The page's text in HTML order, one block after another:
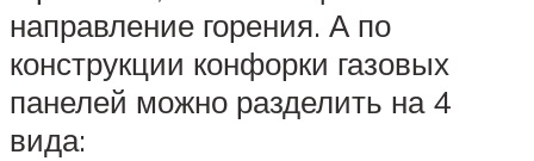
направление горения. А по
конструкции конфорки газовых
панелей можно разделить на 4
вида: